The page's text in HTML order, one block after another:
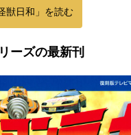
獣日和」を読む
ーズの最新刊
！ ウルトラ
ブン＝モロボ
シ・ダンを演じ
た森次晃嗣氏特
インタビュー
タビュー